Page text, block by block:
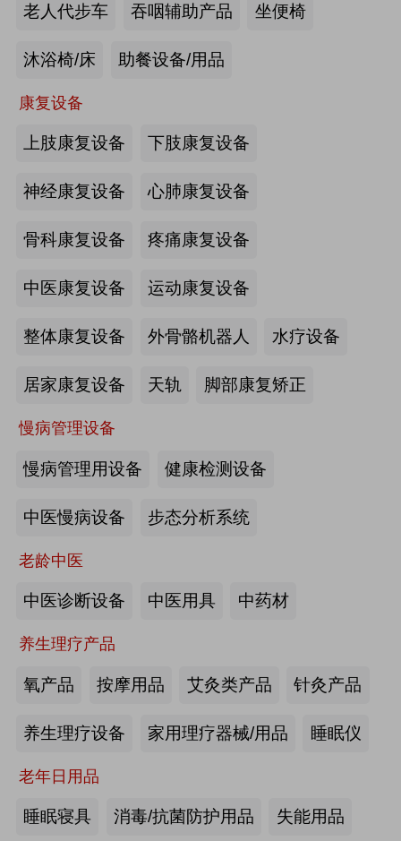
老人代步车 吞咽辅助产品 坐便椅
沐浴椅/床 助餐设备/用品
康复设备
上肢康复设备 下肢康复设备
神经康复设备 心肺康复设备
骨科康复设备 疼痛康复设备
中医康复设备 运动康复设备
整体康复设备 外骨骼机器人 水疗设备
居家康复设备 天轨 脚部康复矫正
慢病管理设备
慢病管理用设备 健康检测设备
中医慢病设备 步态分析系统
老龄中医
中医诊断设备 中医用具 中药材
养生理疗产品
氧产品 按摩用品 艾灸类产品 针灸产品
养生理疗设备 家用理疗器械/用品 睡眠仪
老年日用品
睡眠寝具 消毒/抗菌防护用品 失能用品
未来医养 · 智建绿康——中国医养融
来源:注册会员
海量养老行业资源
【如愿】升降浴室柜-海尔智慧康养
来源:注册会员
海尔电动轮椅-海尔智慧康养
来源:注册会员
懒人血压计M8-海尔智慧康养
来源:注册会员